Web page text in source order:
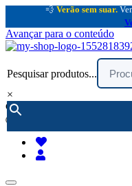
💨 Verão sem suar.
Avançar para o conteúdo
Pesquisar produtos...
×
encomendar por telefone :
(chamada rede fixa nacional)